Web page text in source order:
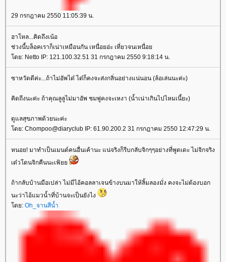
29 กรกฎาคม 2550 11:05:39 น.
ฮาโหล...คิดถึงเน้อ
ช่วงนี้บล็อคเราก็เน่าเหมือนกัน เหนื่อยอ่ะ เที่ยวจนเหนื่อ
ดย: Netto IP: 121.100.32.51 31 กรกฎาคม 2550 9:18:14 น.
ซาหวัดดีค่ะ...ถ้าไม่อัพได๋ ได๋ก็คงจะส่งกลิ่นอย่างแน่นอน (ล้อเล่นนะค่ะ)
คิดถึงนะค่ะ ถ้าคุณลูลูไม่มาอัพ ชมพู่คงจะเหงา (น้ำเน่าเกินไปไหมเนี้ยะ)
ดูแลสุขภาพด้วยนะค่ะ
ดย: Chompoo@diaryclub IP: 61.90.200.2 31 กรกฎาคม 2550 12:47:29 น.
หนอย! มาทำเป็นเมนต์คนอื่นเค้านะ แน่จริงก็รีบกลับจิกๆๆอย่างที่พูดเดะ ไม่จิกจริง
เด๋วโดนจิกคืนนะเฟ้
ถ้ากลับบ้านมือเปล่า ไม่มีไอ้คอลลาเจนข้างบนมาให้ลิ้มลองมั่ง คงจะไม่ต้องบอก
นะว่าไอ้แมวน้ำที่บ้านจะเป็นยังไง
ดย: Oh_จานสีน้ำ